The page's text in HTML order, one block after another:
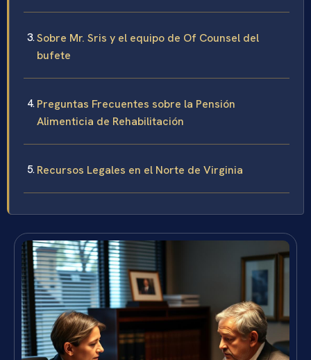
Sobre Mr. Sris y el equipo de Of Counsel del
bufete
Preguntas Frecuentes sobre la Pensión
Alimenticia de Rehabilitación
Recursos Legales en el Norte de Virginia